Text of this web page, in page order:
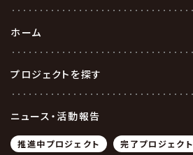
ホーム
プロジェクトを探す
ニュース・活動報告
推進中プロジェクト 完了プロジェクト